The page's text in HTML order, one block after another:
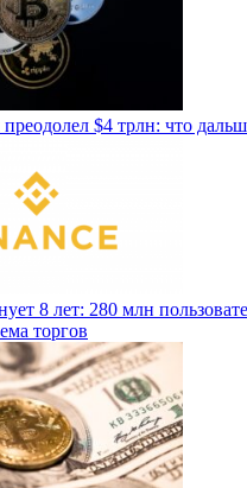
$4 трлн: что
8 лет: 280 млн
торгов